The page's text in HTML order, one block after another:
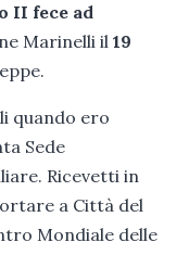
II fece ad
Marinelli il 19
quando ero
Sede
Ricevetti in
a Città del
Mondiale delle